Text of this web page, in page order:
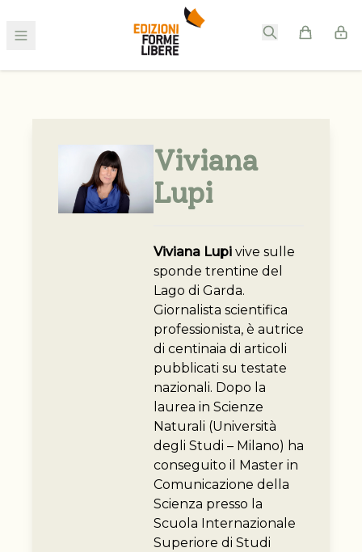
Viviana
Lupi
Viviana Lupi vive sulle
sponde trentine del
Lago di Garda.
Giornalista scientifica
professionista, è autrice
di centinaia di articoli
pubblicati su testate
nazionali. Dopo la
laurea in Scienze
Naturali (Università
degli Studi – Milano) ha
conseguito il Master in
Comunicazione della
Scienza presso la
Scuola Internazionale
Superiore di Studi